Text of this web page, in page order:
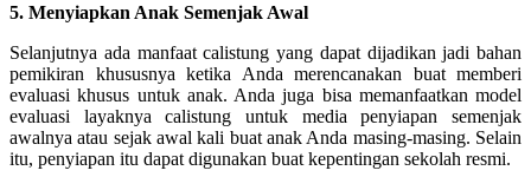
5. Menyiapkan Anak Semenjak Awal
Selanjutnya ada manfaat calistung yang dapat dijadikan jadi bahan
pemikiran khususnya ketika Anda merencanakan buat memberi
evaluasi khusus untuk anak. Anda juga bisa memanfaatkan model
evaluasi layaknya calistung untuk media penyiapan semenjak
awalnya atau sejak awal kali buat anak Anda masing-masing. Selain
itu, penyiapan itu dapat digunakan buat kepentingan sekolah resmi.